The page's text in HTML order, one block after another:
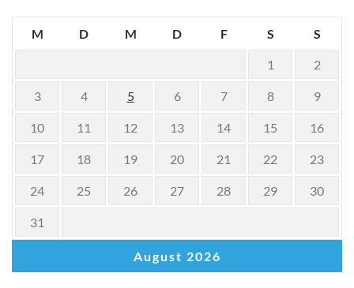
August 2026
M D M D F S S
1 2
3 4 5 6 7 8 9
10 11 12 13 14 15 16
17 18 19 20 21 22 23
24 25 26 27 28 29 30
31